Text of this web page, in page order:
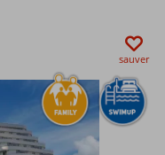
sauver